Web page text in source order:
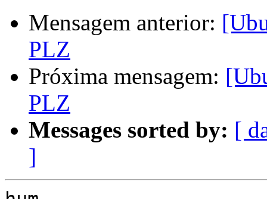
Mensagem anterior:
PLZ
Próxima mensagem:
PLZ
Messages sorted by: [
]